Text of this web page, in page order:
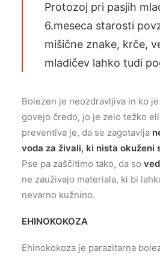
Protozoj pri pasjih
6.meseca starosti
mišične znake, krče,
mladičev lahko tudi
Bolezen je neozdravljiva in ko
govejo čredo, jo je zelo težko
preventiva je, da se zagotavlja
voda za živali, ki nista okuženi
Pse pa zaščitimo tako, da so
ne zauživajo materiala, ki bi
nevarno kužnino.
EHINOKOKOZA
Ehinokokoza je parazitarna